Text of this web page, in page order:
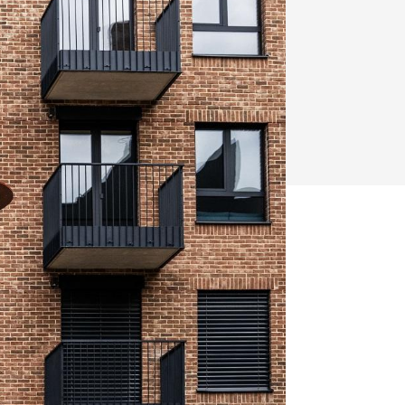
Klimatizácia a vetranie
Milan Murcka